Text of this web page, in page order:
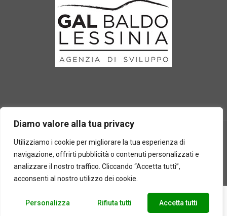
Diamo valore alla tua privacy
Utilizziamo i cookie per migliorare la tua esperienza di
navigazione, offrirti pubblicità o contenuti personalizzati e
analizzare il nostro traffico. Cliccando “Accetta tutti”,
acconsenti al nostro utilizzo dei cookie.
Personalizza Rifiuta tutti Accetta tutti
2025 © Laboratorio d'erbe Sauro - P.IVA 05049760233. Tutti i
diritti riservati | Designed by